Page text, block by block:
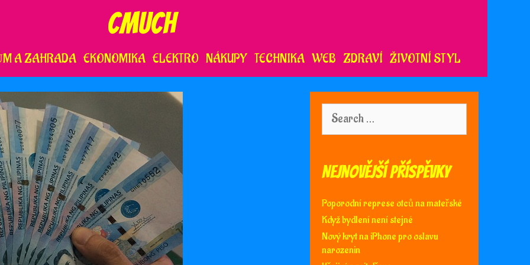
CMUCH
A ZAHRADA EKONOMIKA ELEKTRO NÁKUPY TECHNIKA WEB ZDRAVÍ ŽIVOTNÍ STYL
for:
Nejnovější příspěvky
Poporodní represe otců na mateřské
Když bydlení není stejné
Nový kryt na iPhone pro oslavu
narozenin